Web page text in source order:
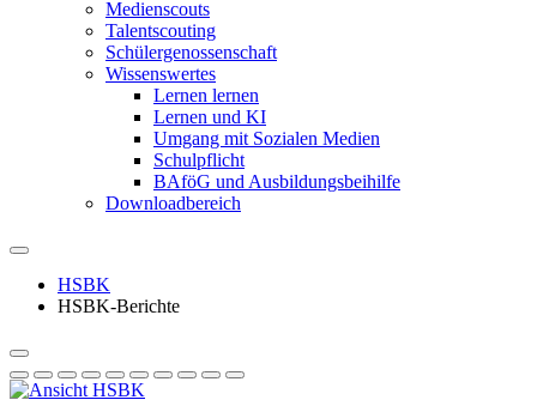
Medienscouts
Talentscouting
Schüler­genossen­schaft
Wissenswertes
Lernen lernen
Lernen und KI
Umgang mit Sozialen Medien
Schulpflicht
BAföG und Ausbildungsbeihilfe
Downloadbereich
HSBK
HSBK-Berichte